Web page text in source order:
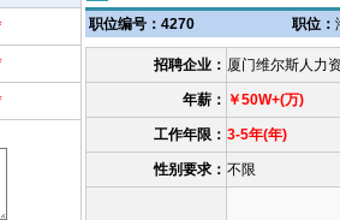
职位编号：4270 职位：
招聘企业： 厦门维尔斯人力
年薪： ￥50W+(万)
工作年限： 3-5年(年)
性别要求： 不限